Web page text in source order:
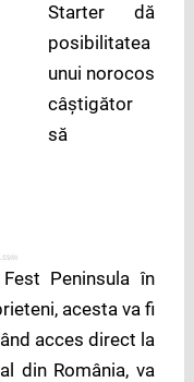
Starter dă
posibilitatea
unui norocos
câştigător
să
Peninsula în
acesta va fi
acces direct la
din România, va